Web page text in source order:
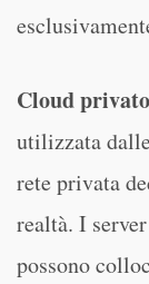
Cloud privato
utilizzata
rete privata
realtà. I
possono